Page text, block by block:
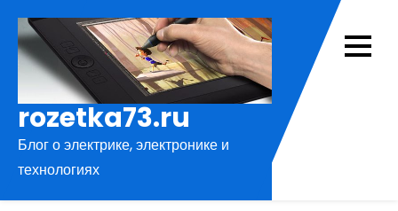
содержимому
rozetka73.ru
Блог о электрике, электронике и
технологиях